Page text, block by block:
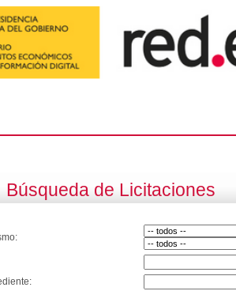
Búsqueda de Licitaciones